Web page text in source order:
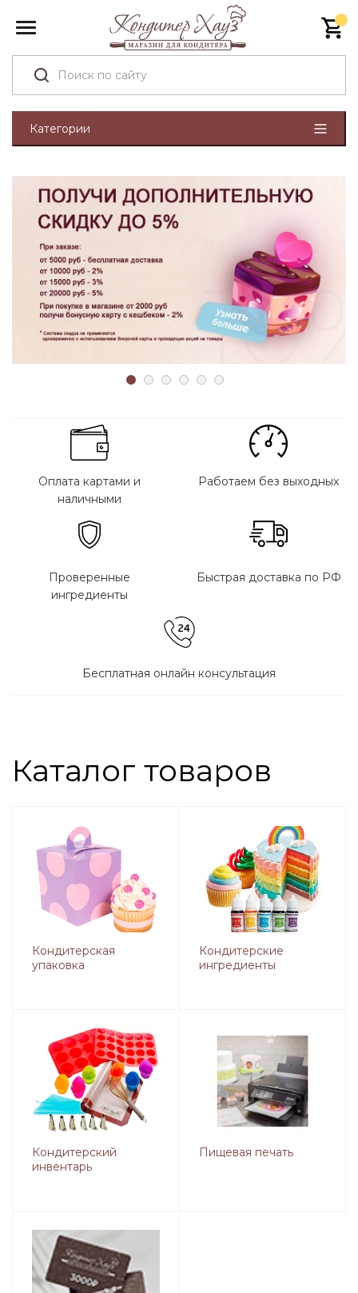
Категории
Оплата картами и
наличными
Работаем без выходных
Проверенные
ингредиенты
Быстрая доставка по РФ
Бесплатная онлайн консультация
Каталог товаров
Кондитерская
упаковка
Кондитерские
ингредиенты
Кондитерский
инвентарь
Пищевая печать